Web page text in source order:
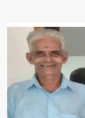
A
p
p
b
o
k